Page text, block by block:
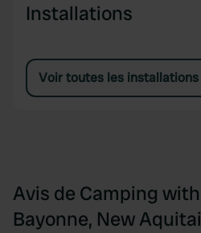
Installations
Voir toutes les installations
Avis de Camping
Bayonne, New